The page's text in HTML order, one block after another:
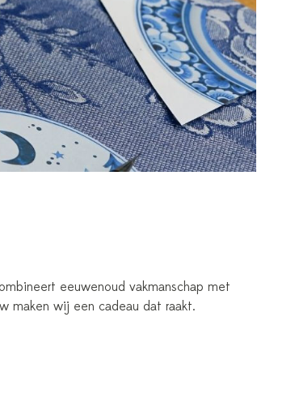
eeuwenoud vakmanschap met
maken wij een cadeau dat raakt.